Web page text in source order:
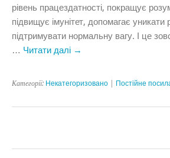
рівень працездатності, покращує
підвищує імунітет, допомагає уникати
підтримувати нормальну вагу. І це
… Читати далі →
Категорії: Некатегоризовано Постійне